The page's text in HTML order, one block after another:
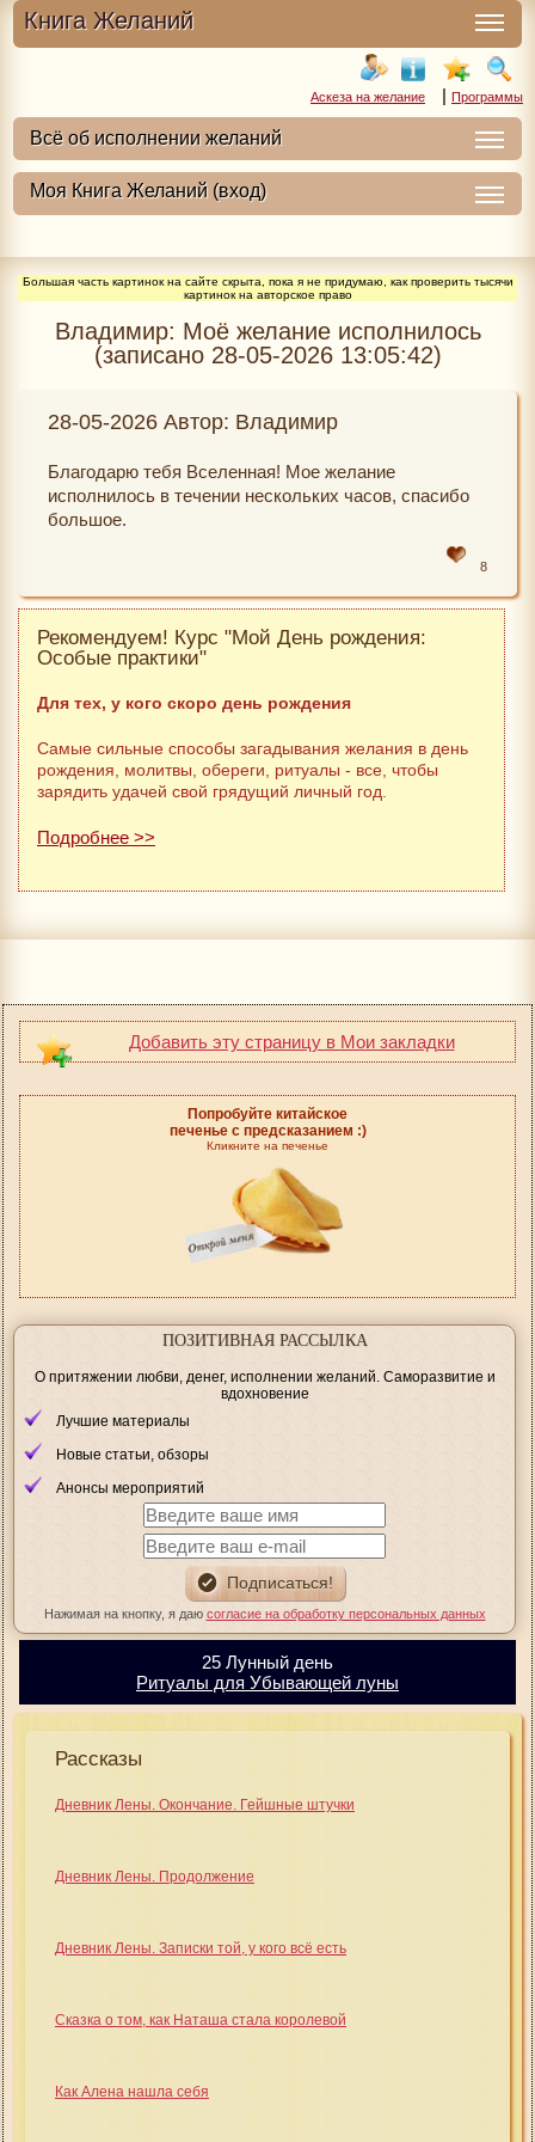
Книга Желаний
Аскеза на желание | Программы
Большая часть картинок на сайте скрыта, пока я не придумаю, как проверить тысячи
картинок на авторское право
Владимир: Моё желание исполнилось
(записано 28-05-2026 13:05:42)
28-05-2026 Автор: Владимир
Благодарю тебя Вселенная! Мое желание
исполнилось в течении нескольких часов, спасибо
большое.
8
Рекомендуем! Курс "Мой День рождения:
Особые практики"
Для тех, у кого скоро день рождения
Самые сильные способы загадывания желания в день
рождения, молитвы, обереги, ритуалы - все, чтобы
зарядить удачей свой грядущий личный год.
Подробнее >>
Добавить эту страницу в Мои закладки
Попробуйте китайское
печенье с предсказанием :)
Кликните на печенье
ПОЗИТИВНАЯ РАССЫЛКА
О притяжении любви, денег, исполнении желаний. Саморазвитие и
вдохновение
Лучшие материалы
Новые статьи, обзоры
Анонсы мероприятий
Нажимая на кнопку, я даю согласие на обработку персональных данных
25 Лунный день
Ритуалы для Убывающей луны
Рассказы
Дневник Лены. Окончание. Гейшные штучки
Дневник Лены. Продолжение
Дневник Лены. Записки той, у кого всё есть
Сказка о том, как Наташа стала королевой
Как Алена нашла себя